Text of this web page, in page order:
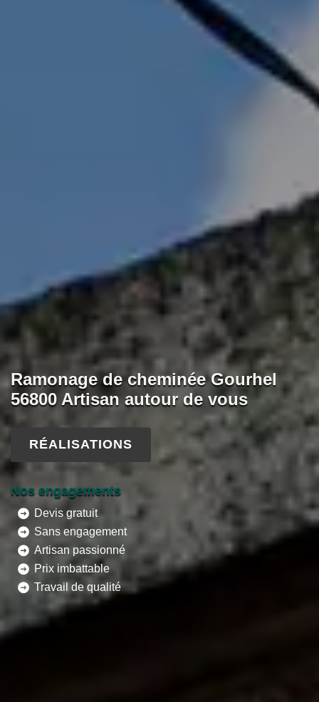
Ramonage de cheminée Gourhel
56800 Artisan autour de vous
RÉALISATIONS
Nos engagements
Devis gratuit
Sans engagement
Artisan passionné
Prix imbattable
Travail de qualité